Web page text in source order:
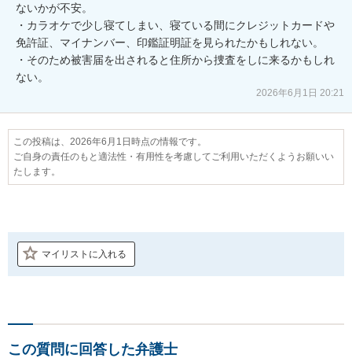
ないかが不安。
・カラオケで少し寝てしまい、寝ている間にクレジットカードや
免許証、マイナンバー、印鑑証明証を見られたかもしれない。
・そのため被害届を出されると住所から捜査をしに来るかもしれ
ない。
2026年6月1日 20:21
この投稿は、2026年6月1日時点の情報です。
ご自身の責任のもと適法性・有用性を考慮してご利用いただくようお願いい
たします。
マイリストに入れる
この質問に回答した弁護士